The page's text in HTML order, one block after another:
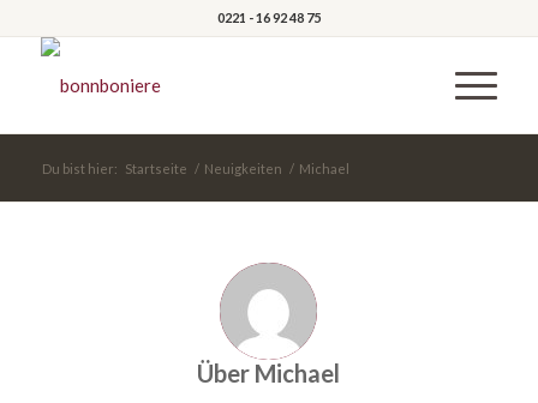
0221 - 16 92 48 75
Du bist hier: Startseite / Neuigkeiten / Michael
Über Michael